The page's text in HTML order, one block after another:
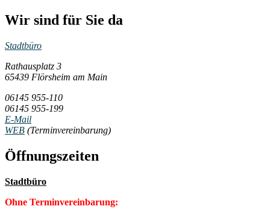
Wir sind für Sie da
Stadtbüro
Rathausplatz 3
65439 Flörsheim am Main
06145 955-110
06145 955-199
E-Mail
WEB (Terminvereinbarung)
Öffnungszeiten
Stadtbüro
Ohne Terminvereinbarung: